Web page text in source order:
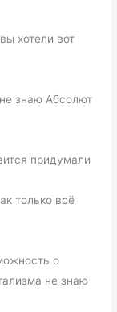
хотели вот
знаю Абсолют
придумали
только всё
о
не знаю